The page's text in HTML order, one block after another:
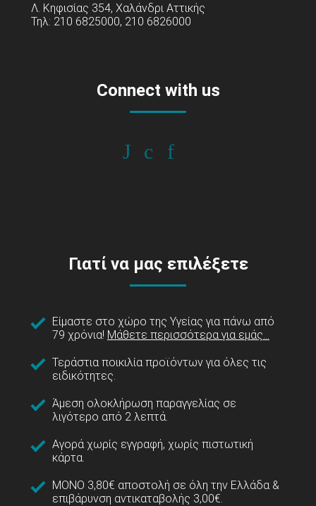
Λ. Κηφισίας 354, Χαλάνδρι Αττικής
Τηλ: 210 6825000, 210 6826000
Connect with us
Γιατί να μας επιλέξετε
Είμαστε στο χώρο της Υγείας για πάνω από
79 χρόνια! Μάθετε περισσότερα για εμάς...
Τεράστια ποικιλία προϊόντων για όλες τις
ειδικότητες.
Άμεση ολοκλήρωση παραγγελίας σε
λιγότερο από 2 λεπτά.
Αγορά χωρίς εγγραφή, χωρίς πιστωτική
κάρτα.
ΜΟΝΟ 3,80€ αποστολή σε όλη την Ελλάδα &
επιβάρυνση αντικαταβολής 3,00€.